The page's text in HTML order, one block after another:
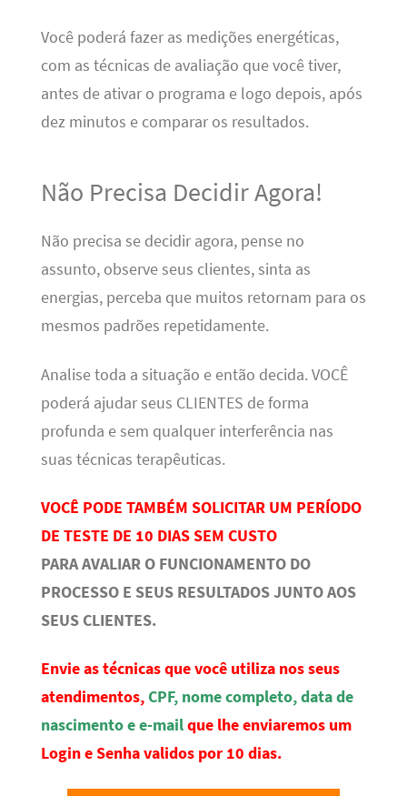
Você poderá fazer as medições energéticas,
com as técnicas de avaliação que você tiver,
antes de ativar o programa e logo depois, após
dez minutos e comparar os resultados.
Não Precisa Decidir Agora!
Não precisa se decidir agora, pense no
assunto, observe seus clientes, sinta as
energias, perceba que muitos retornam para os
mesmos padrões repetidamente.
Analise toda a situação e então decida. VOCÊ
poderá ajudar seus CLIENTES de forma
profunda e sem qualquer interferência nas
suas técnicas terapêuticas.
VOCÊ PODE TAMBÉM SOLICITAR UM PERÍODO
DE TESTE DE 10 DIAS SEM CUSTO
PARA AVALIAR O FUNCIONAMENTO DO
PROCESSO E SEUS RESULTADOS JUNTO AOS
SEUS CLIENTES.
Envie as técnicas que você utiliza nos seus
atendimentos,CPF, nome completo, data de
nascimento e e-mailque lhe enviaremos um
Login e Senha validos por 10 dias.